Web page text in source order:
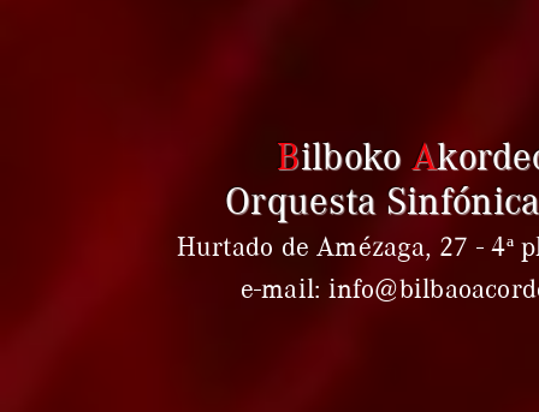
Bilboko A
Orquesta
Hurtado de Amézaga, 27 - 4ª
e-mail: